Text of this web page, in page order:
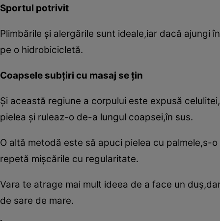
Sportul potrivit
Plimbările şi alergările sunt ideale,iar dacă ajungi
pe o hidrobicicletă.
Coapsele subţiri cu masaj se ţin
Şi această regiune a corpului este expusă
pielea şi ruleaz-o de-a lungul coapsei,în sus.
O altă metodă este să apuci pielea cu palmele,s-
repetă mişcările cu regularitate.
Vara te atrage mai mult ideea de a face un
de sare de mare.